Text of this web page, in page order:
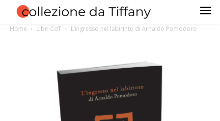
Home Libri CdT L’ingresso nel labirinto di Arnaldo Pomodoro